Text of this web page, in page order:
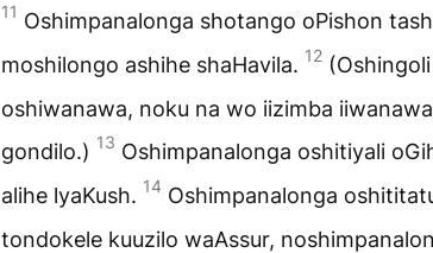
11 Oshimpanalonga shotango oPishon
moshilongo ashihe shaHavila. 12
oshiwanawa, noku na wo iizimba
gondilo.) 13 Oshimpanalonga oshitiyali
alihe lyaKush. 14 Oshimpanalonga
tondokele kuuzilo waAssur,